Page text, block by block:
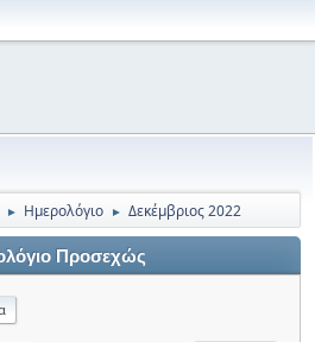
► Ημερολόγιο ► Δεκέμβριος 2022
Προσεχώς